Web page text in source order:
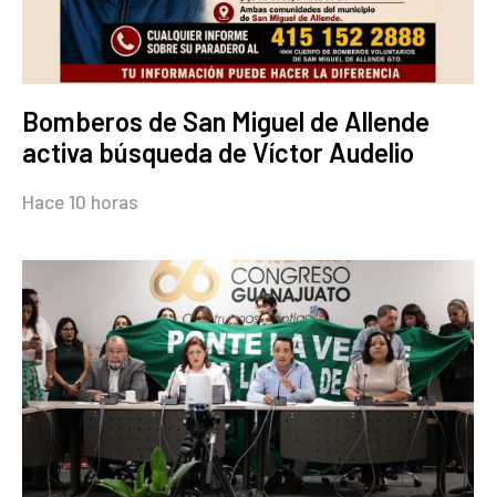
Bomberos de San Miguel de Allende
activa búsqueda de Víctor Audelio
Hace 10 horas